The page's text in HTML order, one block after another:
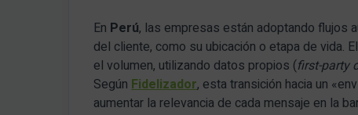
En Perú, las empresas están adoptando flujos
del cliente, como su ubicación o etapa de vida. El
el volumen, utilizando datos propios (first-party
SegúnFidelizador, esta transición hacia un
aumentar la relevancia de cada mensaje en la